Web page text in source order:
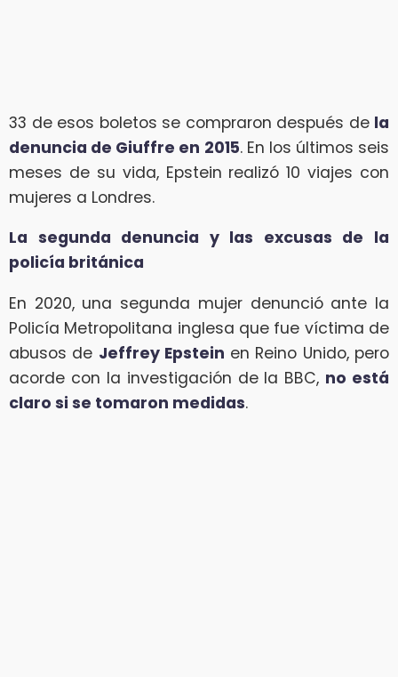
33 de esos boletos se compraron después de la
denuncia de Giuffre en 2015. En los últimos seis
meses de su vida, Epstein realizó 10 viajes con
mujeres a Londres.
La segunda denuncia y las excusas de la
policía británica
En 2020, una segunda mujer denunció ante la
Policía Metropolitana inglesa que fue víctima de
abusos de Jeffrey Epstein en Reino Unido, pero
acorde con la investigación de la BBC, no está
claro si se tomaron medidas.